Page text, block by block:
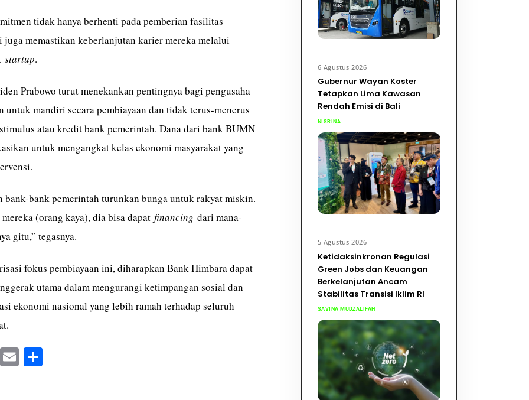
tidak hanya berhenti pada pemberian fasilitas
memastikan keberlanjutan karier mereka melalui
startup.
Prabowo turut menekankan pentingnya bagi pengusaha
untuk mandiri secara pembiayaan dan tidak terus-menerus
atau kredit bank pemerintah. Dana dari bank BUMN
untuk mengangkat kelas ekonomi masyarakat yang
bank-bank pemerintah turunkan bunga untuk rakyat miskin.
(orang kaya), dia bisa dapat financing dari mana-
gitu,” tegasnya.
fokus pembiayaan ini, diharapkan Bank Himbara dapat
utama dalam mengurangi ketimpangan sosial dan
ekonomi nasional yang lebih ramah terhadap seluruh
E S
6 Agustus 2026
Gubernur Wayan Koster
Tetapkan Lima Kawasan
Rendah Emisi di Bali
NISRINA
5 Agustus 2026
Ketidaksinkronan Regulasi
Green Jobs dan Keuangan
Berkelanjutan Ancam
Stabilitas Transisi Iklim RI
SAVINA MUDZALIFAH